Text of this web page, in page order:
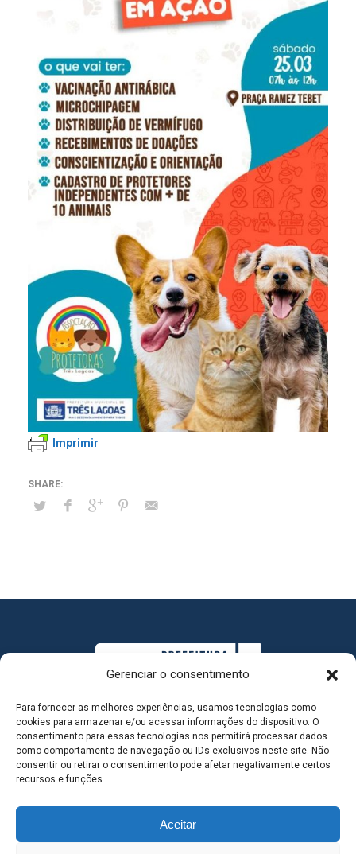
Gerenciar o consentimento
Para fornecer as melhores experiências, usamos tecnologias como
cookies para armazenar e/ou acessar informações do dispositivo. O
consentimento para essas tecnologias nos permitirá processar dados
como comportamento de navegação ou IDs exclusivos neste site. Não
consentir ou retirar o consentimento pode afetar negativamente certos
recursos e funções.
Aceitar
Imprimir
MAPA DO SITE